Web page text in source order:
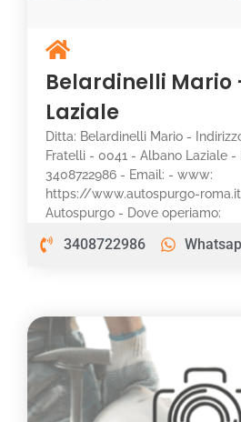
Belardinelli Mario
Laziale
Ditta: Belardinelli Mario -
Fratelli - 0041 - Albano Laziale -
3408722986 - Email: - www:
https://www.autospurgo-roma.it
Autospurgo - Dove operiamo:
3408722986